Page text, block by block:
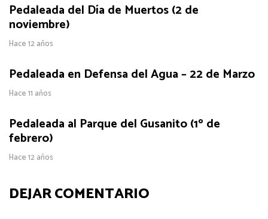
Pedaleada del Día de Muertos (2 de
noviembre)
Hace 12 años
Pedaleada en Defensa del Agua – 22 de Marzo
Hace 11 años
Pedaleada al Parque del Gusanito (1º de
febrero)
Hace 12 años
DEJAR COMENTARIO